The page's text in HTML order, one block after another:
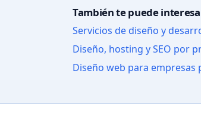
También te puede
Servicios de diseño y
Diseño, hosting y SEO por
Diseño web para empresas